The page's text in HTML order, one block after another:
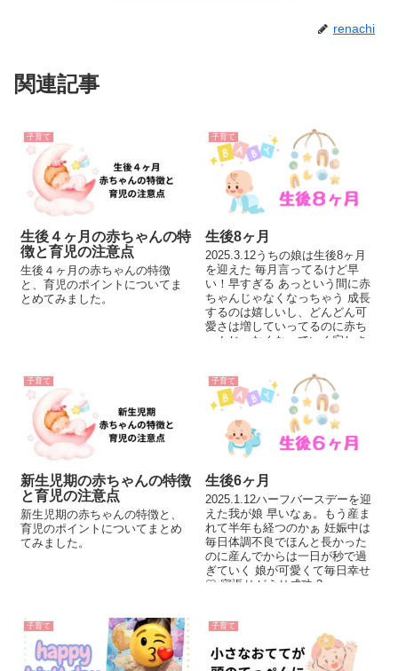
renachi
関連記事
子育て
生後４ヶ月の赤ちゃんの特
徴と育児の注意点
生後４ヶ月の赤ちゃんの特徴
と、育児のポイントについてま
とめてみました。
子育て
生後8ヶ月
2025.3.12うちの娘は生後8ヶ月
を迎えた 毎月言ってるけど早
い！早すぎる あっという間に赤
ちゃんじゃなくなっちゃう 成長
するのは嬉しいし、どんどん可
愛さは増していってるのに赤ち
ゃんじゃなくなっていく寂しさ
子育て
新生児期の赤ちゃんの特徴
と育児の注意点
新生児期の赤ちゃんの特徴と、
育児のポイントについてまとめ
てみました。
子育て
生後6ヶ月
2025.1.12ハーフバースデーを迎
えた我が娘 早いなぁ。もう産ま
れて半年も経つのかぁ 妊娠中は
毎日体調不良でほんと長かった
のに産んでからは一日が秒で過
ぎていく 娘が可愛くて毎日幸せ
♡ 寝返りがえり成功 2...
子育て 子育て